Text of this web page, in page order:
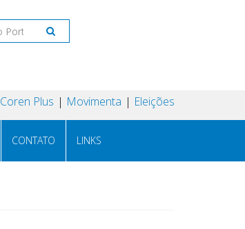
Coren Plus Movimenta Eleições
CONTATO LINKS